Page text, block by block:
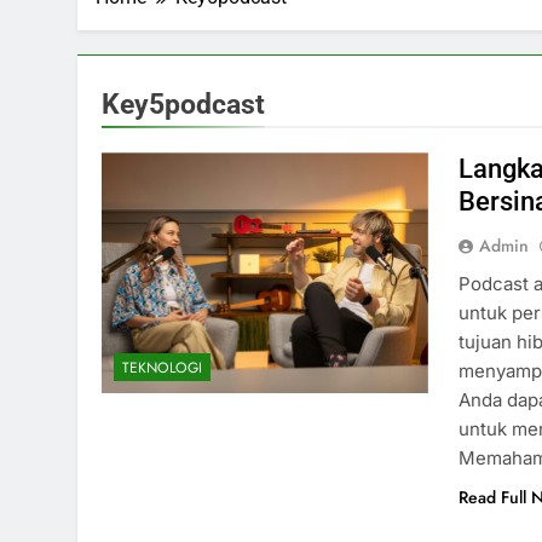
Key5podcast
TEKNOLOGI
Admin
Podcast
untuk
tujuan
Anda
untuk
Read Full